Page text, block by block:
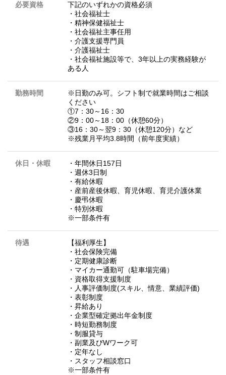
必要資格
下記のいずれかの資格必須
・社会福祉士
・精神保健福祉士
・社会福祉主事任用
・介護支援専門員
・介護福祉士
・社会福祉施設等で、3年以上の実務経験が
ある人
勤務時間
※日勤のみ可。シフト制で就業時間はご相談
ください
①7：30～16：30
②9：00～18：00（休憩60分）
③16：30～翌9：30（休憩120分）など
※残業月平均3.8時間（前年度実績）
休日・休暇
・年間休日157日
・週休3日制
・有給休暇
・産前産後休暇、育児休暇、育児介護休業
・慶弔休暇
・特別休暇
※一部条件有
待遇
【福利厚生】
・社会保険完備
・定期健康診断
・マイカー通勤可（駐車場完備）
・資格取得支援制度
・人事評価制度(スキル、情意、業績評価)
・表彰制度
・昇給あり
・企業型確定拠出年金制度
・時短勤務制度
・制服貸与
・副業及びWワーク可
・定年なし
・スタッフ相談窓口
※一部条件有